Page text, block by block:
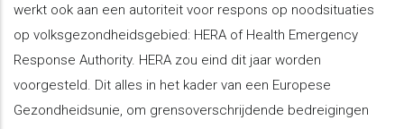
werkt ook aan een autoriteit voor respons op noodsituaties
op volksgezondheidsgebied: HERA of Health Emergency
Response Authority. HERA zou eind dit jaar worden
voorgesteld. Dit alles in het kader van een Europese
Gezondheidsunie, om grensoverschrijdende bedreigingen